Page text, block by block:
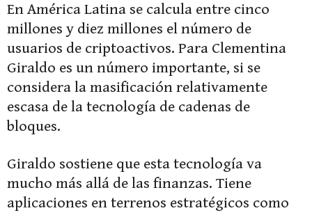
En América Latina se calcula entre cinco
millones y diez millones el número de
usuarios de criptoactivos. Para Clementina
Giraldo es un número importante, si se
considera la masificación relativamente
escasa de la tecnología de cadenas de
bloques.
Giraldo sostiene que esta tecnología va
mucho más allá de las finanzas. Tiene
aplicaciones en terrenos estratégicos como